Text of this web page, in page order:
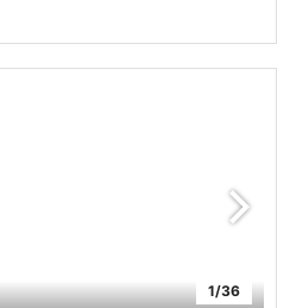
1/36